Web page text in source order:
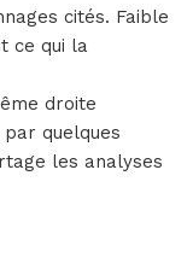
cités. Faible
ce qui la
droite
quelques
les analyses